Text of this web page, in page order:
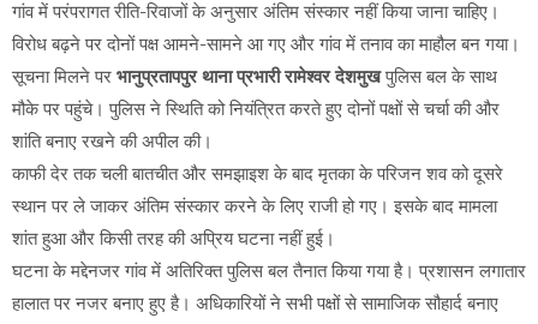
गांव में परंपरागत रीति-रिवाजों के अनुसार अंतिम संस्कार नहीं किया जाना चाहिए।
विरोध बढ़ने पर दोनों पक्ष आमने-सामने आ गए और गांव में तनाव का माहौल बन गया।
सूचना मिलने पर भानुप्रतापपुर थाना प्रभारी रामेश्वर देशमुखपुलिस बल के साथ
मौके पर पहुंचे। पुलिस ने स्थिति को नियंत्रित करते हुए दोनों पक्षों से चर्चा की और
शांति बनाए रखने की अपील की।
काफी देर तक चली बातचीत और समझाइश के बाद मृतका के परिजन शव को दूसरे
स्थान पर ले जाकर अंतिम संस्कार करने के लिए राजी हो गए। इसके बाद मामला
शांत हुआ और किसी तरह की अप्रिय घटना नहीं हुई।
घटना के मद्देनजर गांव में अतिरिक्त पुलिस बल तैनात किया गया है। प्रशासन लगातार
हालात पर नजर बनाए हुए है। अधिकारियों ने सभी पक्षों से सामाजिक सौहार्द बनाए